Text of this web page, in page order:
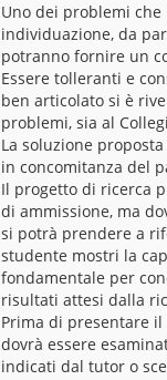
Uno dei problemi
individuazione, da
potranno fornire un
Essere tolleranti e
ben articolato si è
problemi, sia al
La soluzione
in concomitanza del
Il progetto di ricerca
di ammissione, ma
si potrà prendere a
studente mostri la
fondamentale per
risultati attesi dalla
Prima di presentare il
dovrà essere
indicati dal tutor o